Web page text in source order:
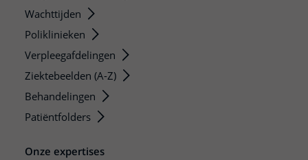
Wachttijden
Poliklinieken
Verpleegafdelingen
Ziektebeelden (A-Z)
Behandelingen
Patiëntfolders
Onze expertises